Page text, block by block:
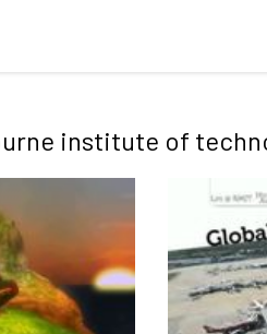
institute of